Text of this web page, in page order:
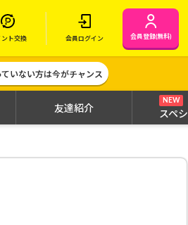
ント交換 会員ログイン 会員登録(無料)
いない方は今がチャンス
友達紹介
NEW
スペ